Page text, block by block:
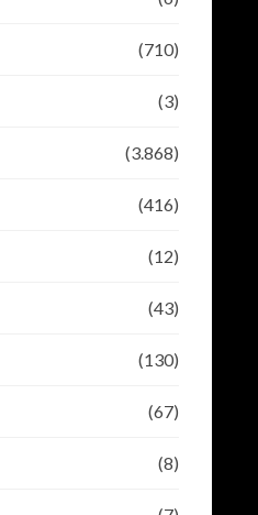
(710)
(3)
(3.868)
(416)
(12)
(43)
(130)
(67)
(8)